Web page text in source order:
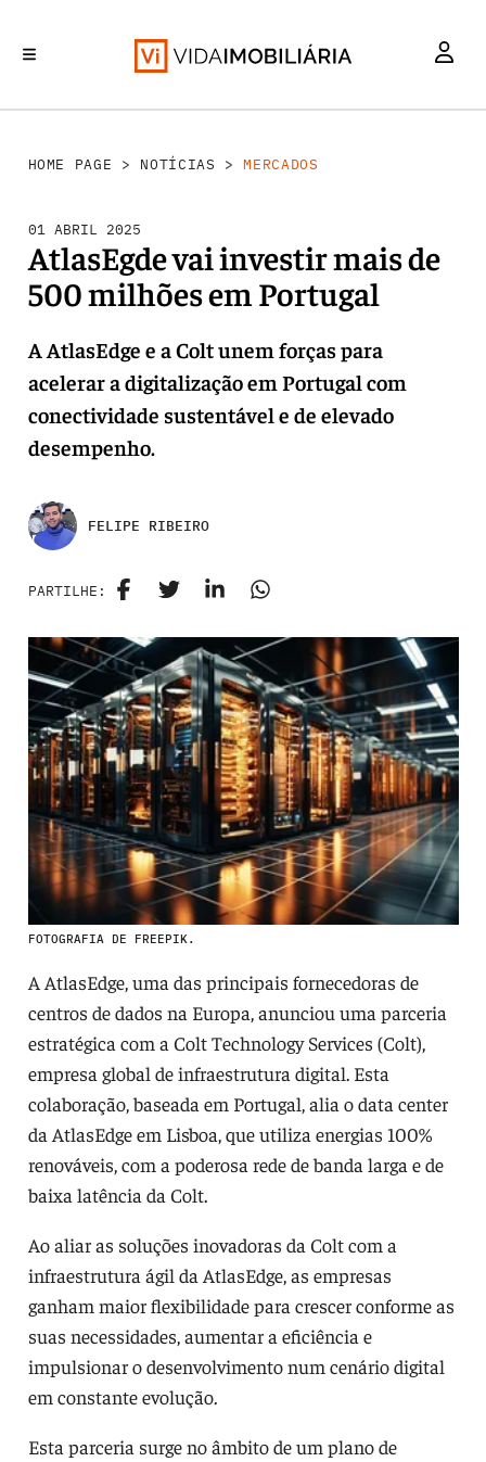
HOME PAGE > NOTÍCIAS >MERCADOS
01 ABRIL 2025
AtlasEgde vai investir mais de
500 milhões em Portugal
A AtlasEdge e a Colt unem forças para
acelerar a digitalização em Portugal com
conectividade sustentável e de elevado
desempenho.
FELIPE RIBEIRO
PARTILHE:
FOTOGRAFIA DE FREEPIK.
A AtlasEdge, uma das principais fornecedoras de
centros de dados na Europa, anunciou uma parceria
estratégica com a Colt Technology Services (Colt),
empresa global de infraestrutura digital. Esta
colaboração, baseada em Portugal, alia o data center
da AtlasEdge em Lisboa, que utiliza energias 100%
renováveis, com a poderosa rede de banda larga e de
baixa latência da Colt.
Ao aliar as soluções inovadoras da Colt com a
infraestrutura ágil da AtlasEdge, as empresas
ganham maior flexibilidade para crescer conforme as
suas necessidades, aumentar a eficiência e
impulsionar o desenvolvimento num cenário digital
em constante evolução.
Esta parceria surge no âmbito de um plano de